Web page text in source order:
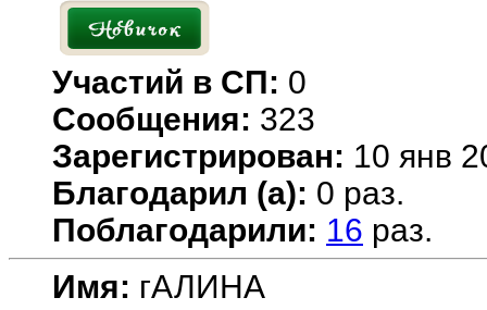
Участий в СП: 0
Сообщения: 323
Зарегистрирован: 10 янв
Благодарил (а): 0 раз.
Поблагодарили: 16 раз.
Имя: гАЛИНА